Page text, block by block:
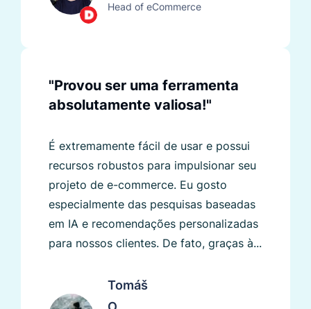
Head of eCommerce
"Provou ser uma ferramenta
absolutamente valiosa!"
É extremamente fácil de usar e possui
recursos robustos para impulsionar seu
projeto de e-commerce. Eu gosto
especialmente das pesquisas baseadas
em IA e recomendações personalizadas
para nossos clientes. De fato, graças à...
Tomáš